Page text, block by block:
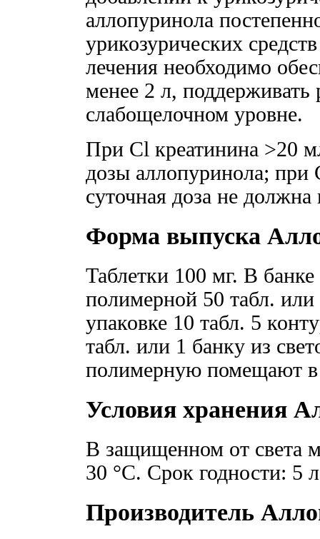
аллопуринола
урикозурических
лечения необходимо
менее 2 л,
слабощелочном уровне.
При Cl креатинина >20
дозы аллопуринола;
суточная доза не
Форма выпуска
Таблетки 100 мг. В
полимерной 50 табл.
упаковке 10 табл. 5
табл. или 1 банку из
полимерную помещают в
Условия хранения
В защищенном от света
30 °C. Срок годности: 5
Производитель